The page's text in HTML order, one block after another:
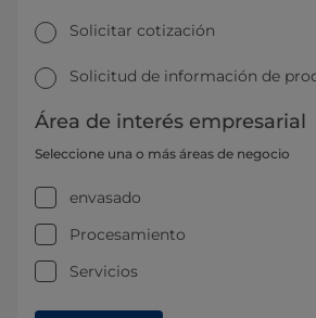
Solicitar cotización
Solicitud de información de
Área de interés empresarial
Seleccione una o más áreas de negocio
envasado
Procesamiento
Servicios